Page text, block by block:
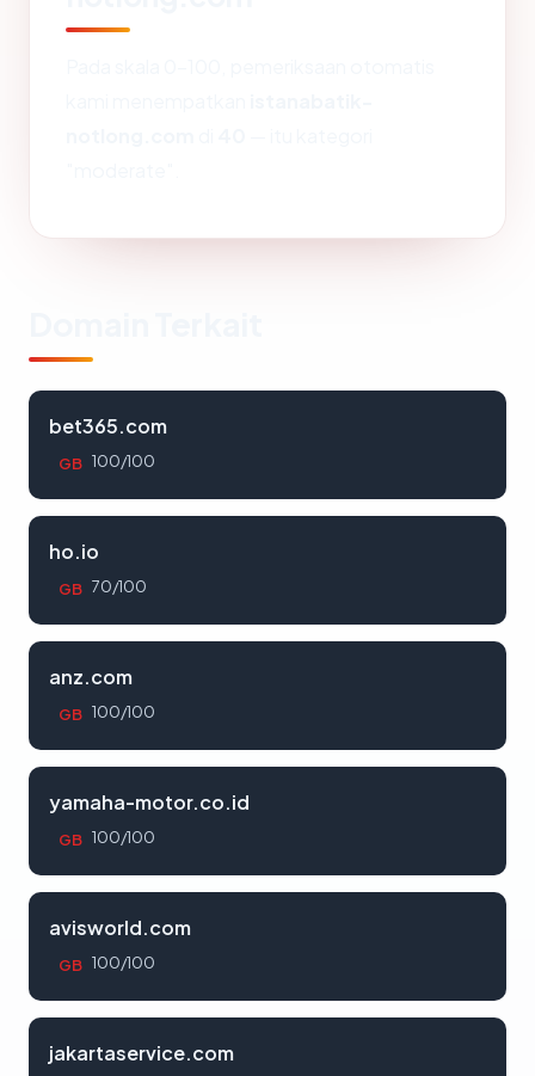
bet365.com
GB 100/100
ho.io
GB 70/100
anz.com
GB 100/100
yamaha-motor.co.id
GB 100/100
avisworld.com
GB 100/100
jakartaservice.com